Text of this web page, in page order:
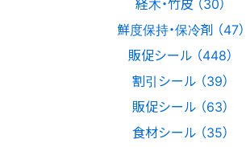
鮮度保持・保冷剤 （47）
販促シール （448）
割引シール （39）
販促シール （63）
食材シール （35）